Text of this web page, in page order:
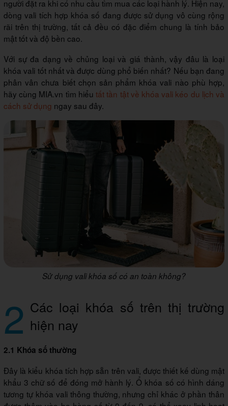
người đặt ra khi có nhu cầu tìm mua các loại hành lý. Hiện nay,
dòng vali tích hợp khóa số đang được sử dụng vô cùng rộng
rãi trên thị trường, tất cả đều có đặc điểm chung là tính bảo
mật tốt và độ bền cao.
Với sự đa dạng về chủng loại và giá thành, vậy đâu là loại
khóa vali tốt nhất và được dùng phổ biến nhất? Nếu bạn đang
phân vân chưa biết chọn sản phẩm khóa vali nào phù hợp,
hãy cùng MIA.vn tìm hiểutất tần tật về khóa vali kéo du lịch và
cách sử dụng ngay sau đây.
Sử dụng vali khóa số có an toàn không?
2 Các loại khóa số trên thị trường
hiện nay
2.1 Khóa số thường
Đây là kiểu khóa tích hợp sẵn trên vali, được thiết kế dùng mật
khẩu 3 chữ số để đóng mở hành lý. Ổ khóa số có hình dáng
tương tự khóa vali thông thường, nhưng chỉ khác ở phần thân